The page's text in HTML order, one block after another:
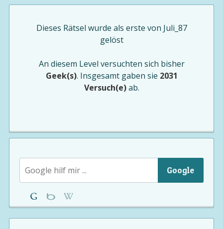
Dieses Rätsel wurde als erste von Juli_87
gelöst
An diesem Level versuchten sich bisher
Geek(s). Insgesamt gaben sie 2031
Versuch(e)ab.
Google